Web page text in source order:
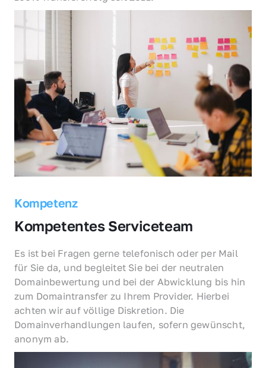
Kompetenz
Kompetentes Serviceteam
Es ist bei Fragen gerne telefonisch oder per Mail
für Sie da, und begleitet Sie bei der neutralen
Domainbewertung und bei der Abwicklung bis hin
zum Domaintransfer zu Ihrem Provider. Hierbei
achten wir auf völlige Diskretion. Die
Domainverhandlungen laufen, sofern gewünscht,
anonym ab.